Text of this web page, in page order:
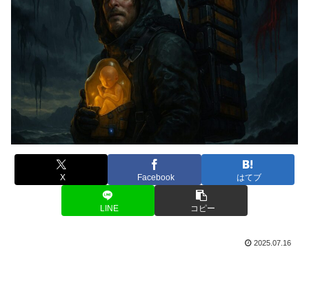
X Facebook はてブ
LINE コピー
2025.07.16